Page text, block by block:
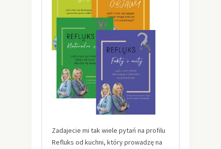
Zadajecie mi tak wiele pytań na profilu
Refluks od kuchni, który prowadzę na